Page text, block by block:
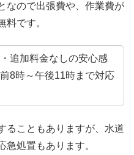
なので出張費や、作業費が
料です。
追加料金なしの安心感
8時～午後11時まで対応
ることもありますが、水道
処置もあります。